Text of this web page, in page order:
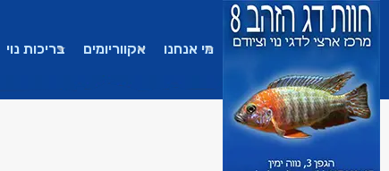
מי אנחנו אקווריומים בריכות נוי